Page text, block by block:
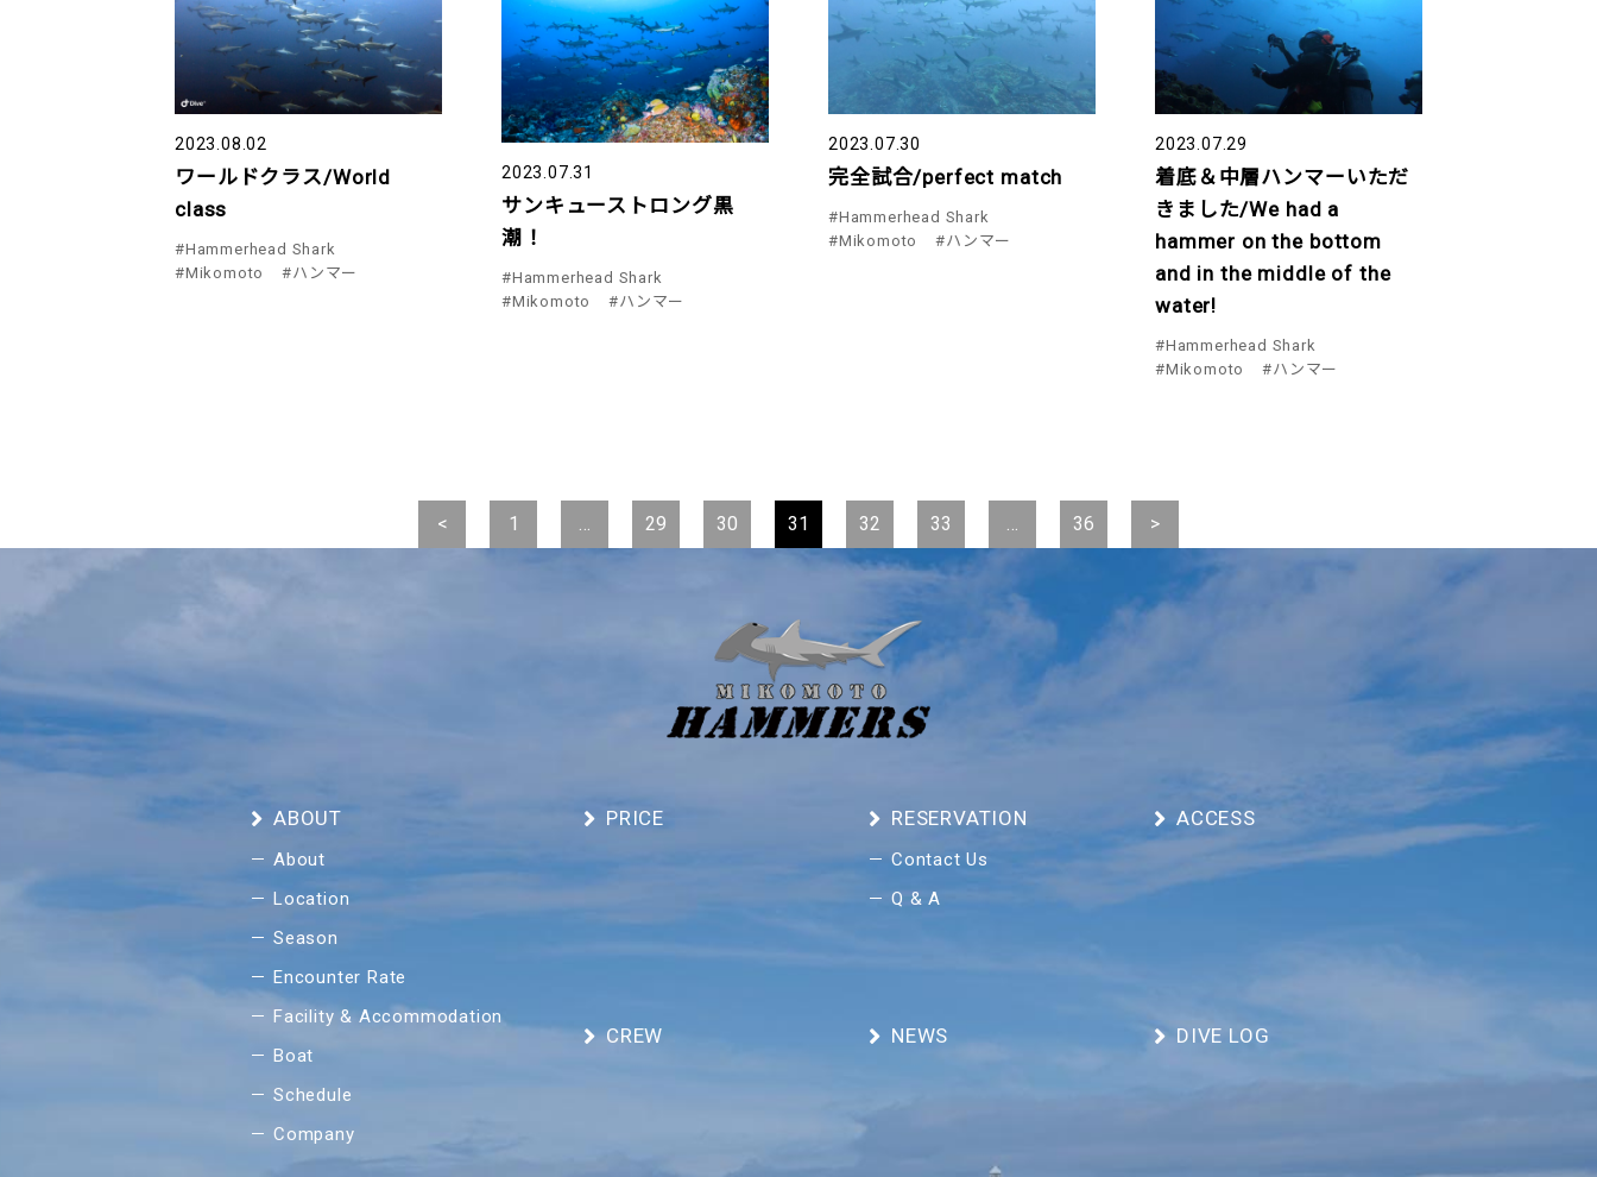
2023.08.02
ワールドクラス/World
class
#Hammerhead Shark
#Mikomoto
#ハンマー
2023.07.31
サンキューストロング黒
潮！
#Hammerhead Shark
#Mikomoto
#ハンマー
2023.07.30
完全試合/perfect match
#Hammerhead Shark
#Mikomoto
#ハンマー
2023.07.29
着底＆中層ハンマーいただ
きました/We had a
hammer on the bottom
and in the middle of the
water!
#Hammerhead Shark
#Mikomoto
#ハンマー
< 1 … 29 30 31 32 33 … 36 >
ABOUT
About
Location
Season
Encounter Rate
Facility & Accommodation
Boat
Schedule
Company
PRICE RESERVATION
Contact Us
Q & A
ACCESS
CREW NEWS DIVE LOG